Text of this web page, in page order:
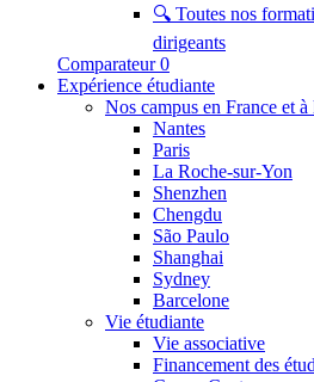
🔍 Toutes nos
dirigeants
Comparateur 0
Expérience étudiante
Nos campus en France et
Nantes
Paris
La Roche-sur-Yon
Shenzhen
Chengdu
São Paulo
Shanghai
Sydney
Barcelone
Vie étudiante
Vie associative
Financement des